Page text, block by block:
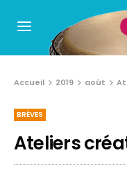
Accueil 2019 août
BRÈVES
Ateliers